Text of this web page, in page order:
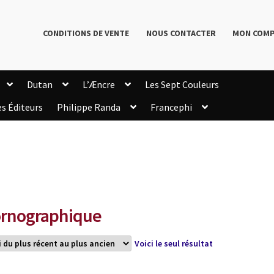
CONDITIONS DE VENTE NOUS CONTACTER MON
Dutan L’Æncre
Les Sept Couleurs
Éditeurs Philippe Randa
Francephi
Voici le seul résultat